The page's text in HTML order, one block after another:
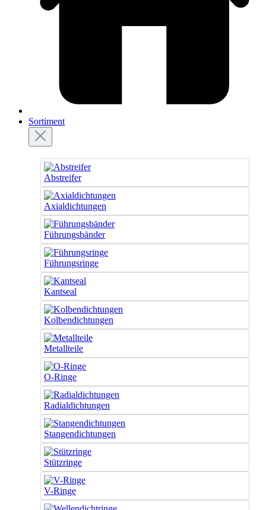
Sortiment
Abstreifer
Axialdichtungen
Führungsbänder
Führungsringe
Kantseal
Kolbendichtungen
Metallteile
O-Ringe
Radialdichtungen
Stangendichtungen
Stützringe
V-Ringe